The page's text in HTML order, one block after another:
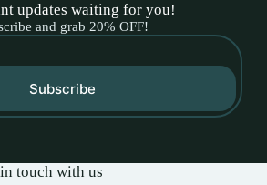
updates waiting for you!
and grab 20% OFF!
Subscribe
touch with us